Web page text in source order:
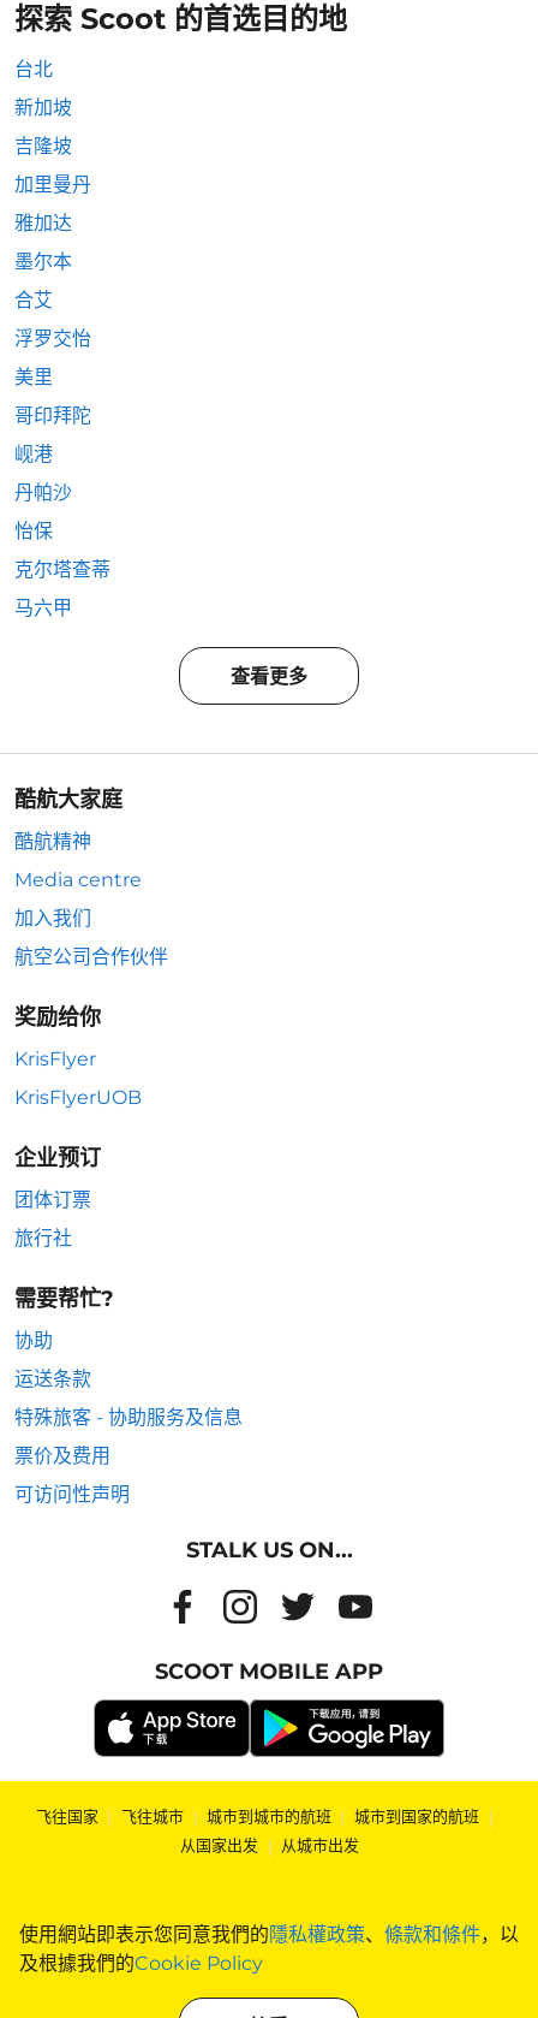
使用網站即表示您同意我們的隱私權政策、 條款和條件，以
及根據我們的Cookie Policy
探索 Scoot 的首选目的地
台北
新加坡
吉隆坡
加里曼丹
雅加达
墨尔本
合艾
浮罗交怡
美里
哥印拜陀
岘港
丹帕沙
怡保
克尔塔查蒂
马六甲
查看更多
酷航大家庭
酷航精神
Media centre
加入我们
航空公司合作伙伴
奖励给你
KrisFlyer
KrisFlyerUOB
企业预订
团体订票
旅行社
需要帮忙?
协助
运送条款
特殊旅客 - 协助服务及信息
票价及费用
可访问性声明
STALK US ON...
SCOOT MOBILE APP
飞往国家 | 飞往城市 | 城市到城市的航班 | 城市到国家的航班 |
从国家出发 | 从城市出发